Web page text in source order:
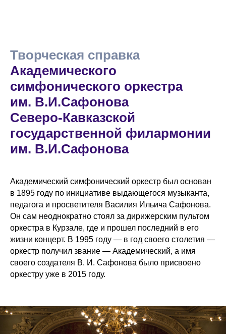
Творческая справка
Академического
симфонического оркестра
им. В.И.Сафонова
Северо-Кавказской
государственной филармонии
им. В.И.Сафонова
Академический симфонический оркестр был основан
в 1895 году по инициативе выдающегося музыканта,
педагога и просветителя Василия Ильича Сафонова.
Он сам неоднократно стоял за дирижерским пультом
оркестра в Курзале, где и прошел последний в его
жизни концерт. В 1995 году — в год своего столетия —
оркестр получил звание — Академический, а имя
своего создателя В. И. Сафонова было присвоено
оркестру уже в 2015 году.